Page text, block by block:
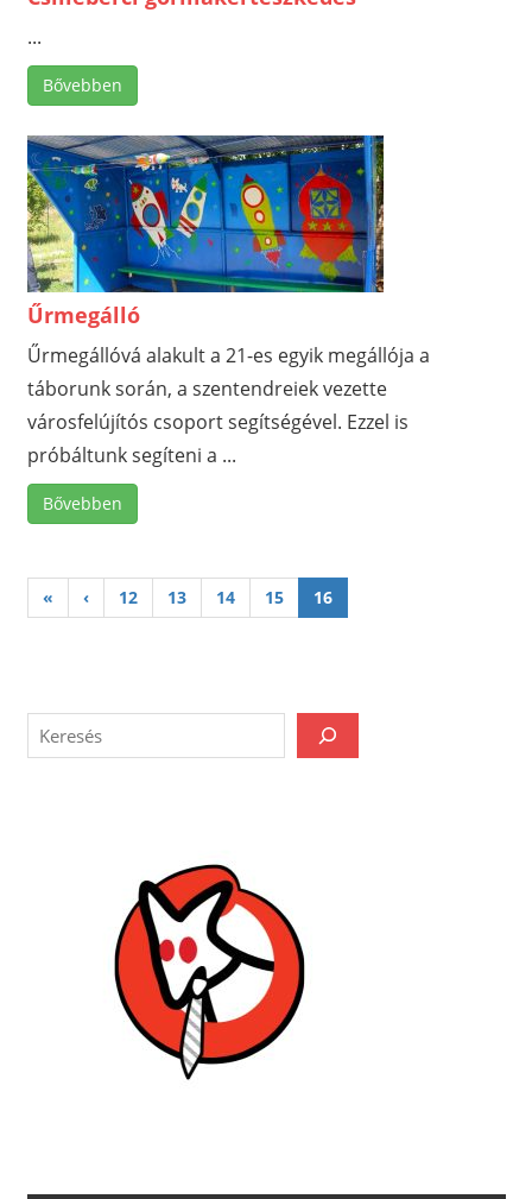
...
Bővebben
Űrmegálló
Űrmegállóvá alakult a 21-es egyik megállója a
táborunk során, a szentendreiek vezette
városfelújítós csoport segítségével. Ezzel is
próbáltunk segíteni a ...
Bővebben
« ‹ 12 13 14 15 16